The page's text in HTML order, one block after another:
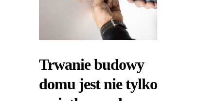
Trwanie budowy
domu jest nie tylko